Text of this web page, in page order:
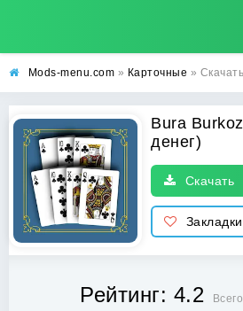
Mods-menu.com » Карточные » Скачать Bura
Bura
денег)
Скачать
Закладки
Рейтинг: 4.2